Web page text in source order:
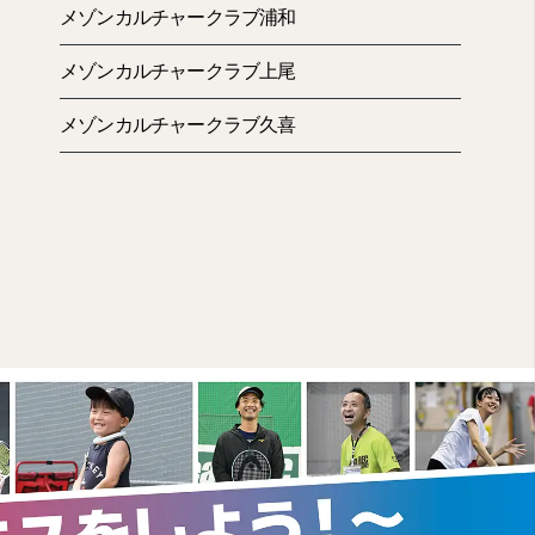
メゾンカルチャークラブ浦和
メゾンカルチャークラブ上尾
メゾンカルチャークラブ久喜